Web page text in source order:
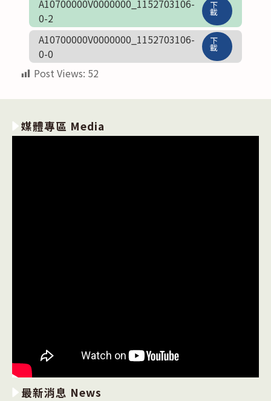
A10700000V0000000_1152703106-
0-2
下
載
A10700000V0000000_1152703106-
0-0
下
載
Post Views: 52
媒體專區 Media
最新消息 News